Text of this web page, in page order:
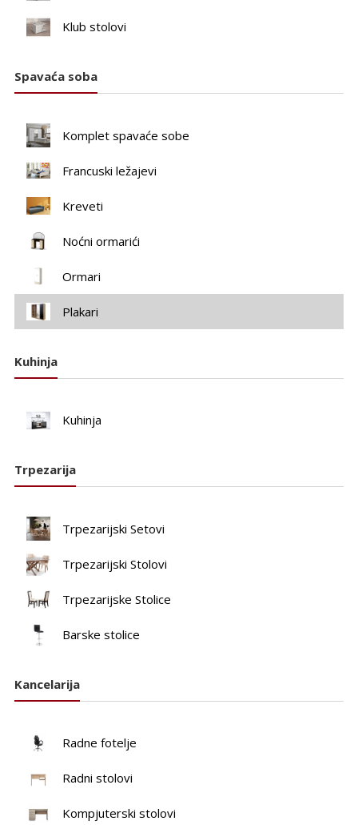
Klub stolovi
Spavaća soba
Komplet spavaće sobe
Francuski ležajevi
Kreveti
Noćni ormarići
Ormari
Plakari
Kuhinja
Kuhinja
Trpezarija
Trpezarijski Setovi
Trpezarijski Stolovi
Trpezarijske Stolice
Barske stolice
Kancelarija
Radne fotelje
Radni stolovi
Kompjuterski stolovi